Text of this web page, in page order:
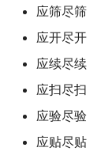
应筛尽筛
应开尽开
应续尽续
应扫尽扫
应验尽验
应贴尽贴